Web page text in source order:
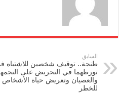
السابق
طنجة.. توقيف شخصين للاشتباه
تورطهما في التحريض على
والعصيان وتعريض حياة الأشخاص
للخطر